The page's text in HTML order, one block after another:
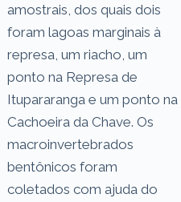
amostrais, dos quais dois
foram lagoas marginais à
represa, um riacho, um
ponto na Represa de
Itupararanga e um ponto na
Cachoeira da Chave. Os
macroinvertebrados
bentônicos foram
coletados com ajuda do